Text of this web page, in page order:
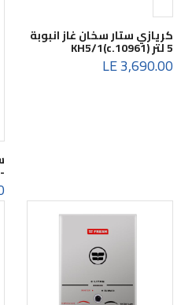
كريازي ستار سخان غاز انبوبة
5 لتر KH5/1(c.10961)
3,690.00 LE